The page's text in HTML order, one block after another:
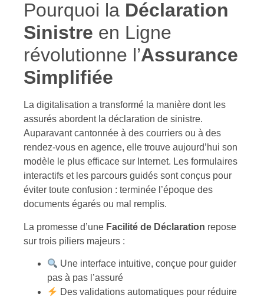
Pourquoi la Déclaration
Sinistre en Ligne
révolutionne l’Assurance
Simplifiée
La digitalisation a transformé la manière dont les
assurés abordent la déclaration de sinistre.
Auparavant cantonnée à des courriers ou à des
rendez-vous en agence, elle trouve aujourd’hui son
modèle le plus efficace sur Internet. Les formulaires
interactifs et les parcours guidés sont conçus pour
éviter toute confusion : terminée l’époque des
documents égarés ou mal remplis.
La promesse d’une Facilité de Déclaration repose
sur trois piliers majeurs :
Une interface intuitive, conçue pour guider
pas à pas l’assuré
Des validations automatiques pour réduire